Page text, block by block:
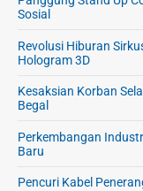
Sosial
Revolusi Hiburan
Hologram 3D
Kesaksian Korban
Begal
Perkembangan
Baru
Pencuri Kabel